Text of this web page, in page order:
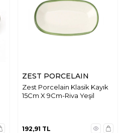
ZEST PORCELAIN
Zest Porcelain Klasik Kayık
15Cm X 9Cm-Riva Yeşil
192,91 TL